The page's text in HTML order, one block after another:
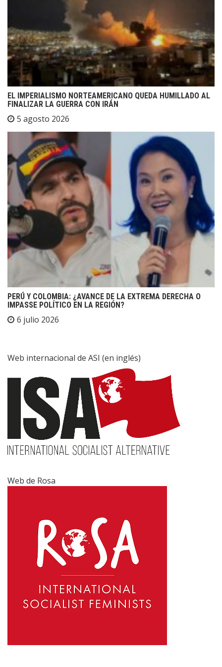
EL IMPERIALISMO NORTEAMERICANO QUEDA HUMILLADO AL
FINALIZAR LA GUERRA CON IRÁN
5 agosto 2026
PERÚ Y COLOMBIA: ¿AVANCE DE LA EXTREMA DERECHA O
IMPASSE POLÍTICO EN LA REGIÓN?
6 julio 2026
Web internacional de ASI (en inglés)
Web de Rosa